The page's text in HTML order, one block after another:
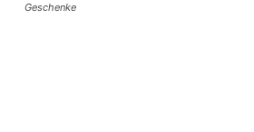
Geschenke